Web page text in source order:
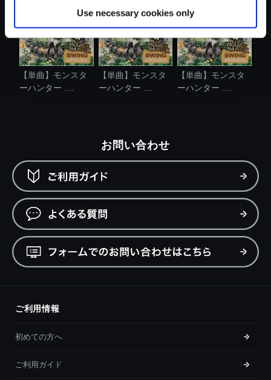
Use necessary cookies only
【単曲】モンスタ
ーハンター ....
【単曲】モンスタ
ーハンター ....
【単曲】モンスタ
ーハンター ....
お問い合わせ
ご利用情報
初めての方へ
ご利用ガイド